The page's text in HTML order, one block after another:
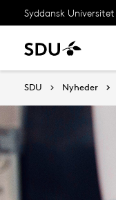
Syddansk Universitet
SDU Nyheder